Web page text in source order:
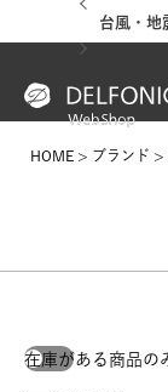
台風・地
HOME ブランド
在庫がある商品の